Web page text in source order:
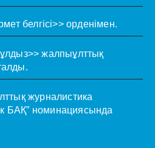
белгісі>> орденімен.
жалпыұлттық
журналистика
БАҚ” номинациясында